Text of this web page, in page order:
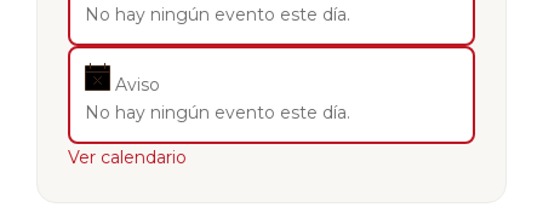
No hay ningún evento este día.
Aviso
No hay ningún evento este día.
Ver calendario